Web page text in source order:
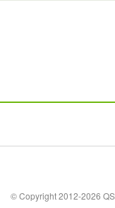
© Copyright 2012-2026